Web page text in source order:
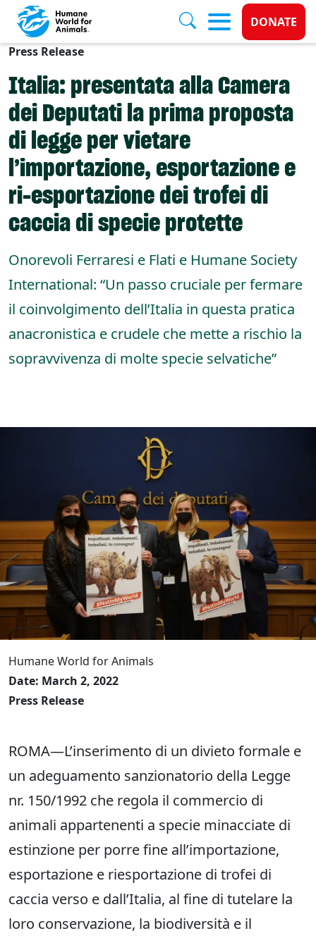
Skip to main content
Donate
DONATE
Press Release
Italia: presentata alla Camera
dei Deputati la prima proposta
di legge per vietare
l’importazione, esportazione e
ri-esportazione dei trofei di
caccia di specie protette
Onorevoli Ferraresi e Flati e Humane Society
International: “Un passo cruciale per fermare
il coinvolgimento dell’Italia in questa pratica
anacronistica e crudele che mette a rischio la
sopravvivenza di molte specie selvatiche”
Humane World for Animals
Date: March 2, 2022
Press Release
ROMA—L’inserimento di un divieto formale e
un adeguamento sanzionatorio della Legge
nr. 150/1992 che regola il commercio di
animali appartenenti a specie minacciate di
estinzione per porre fine all’importazione,
esportazione e riesportazione di trofei di
caccia verso e dall’Italia, al fine di tutelare la
loro conservazione, la biodiversità e il